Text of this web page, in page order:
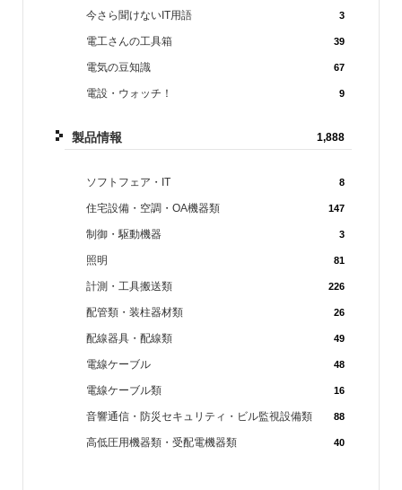
今さら聞けないIT用語 3
電工さんの工具箱 39
電気の豆知識 67
電設・ウォッチ！ 9
製品情報 1,888
ソフトフェア・IT 8
住宅設備・空調・OA機器類 147
制御・駆動機器 3
照明 81
計測・工具搬送類 226
配管類・装柱器材類 26
配線器具・配線類 49
電線ケーブル 48
電線ケーブル類 16
音響通信・防災セキュリティ・ビル監視設備類 88
高低圧用機器類・受配電機器類 40